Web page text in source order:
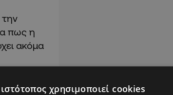
την
πως η
ακόμα
χρησιμοποιεί cookies